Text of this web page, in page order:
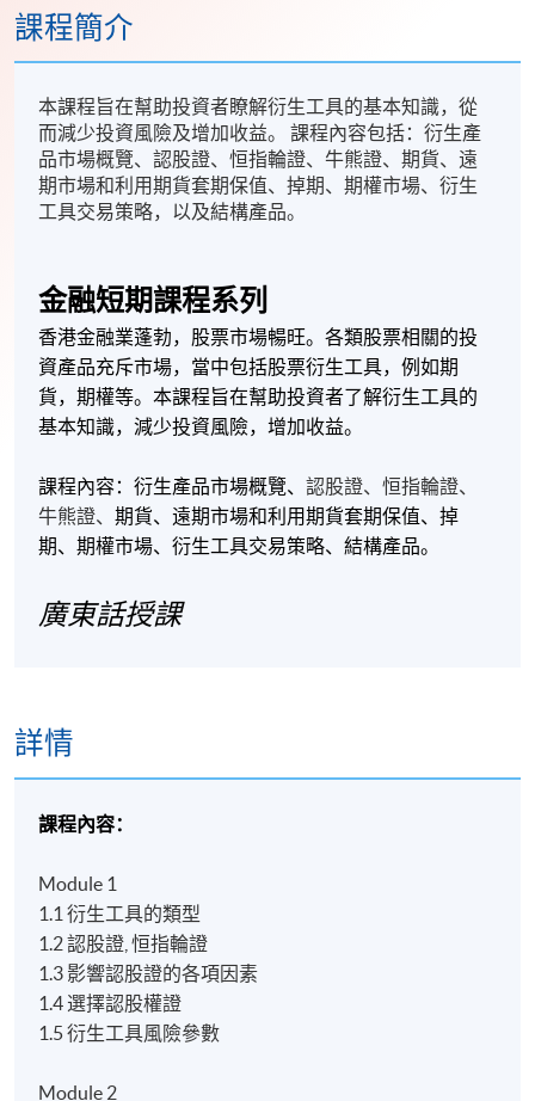
課程簡介
本課程旨在幫助投資者瞭解衍生工具的基本知識，從
而減少投資風險及增加收益。 課程內容包括：衍生產
品市場概覽、認股證、恒指輪證、牛熊證、期貨、遠
期市場和利用期貨套期保值、掉期、期權市場、衍生
工具交易策略，以及結構產品。
金融短期課程系列
香港金融業蓬勃，股票市場暢旺。各類股票相關的投
資產品充斥市場，當中包括股票衍生工具，例如期
貨，期權等。本課程旨在幫助投資者了解衍生工具的
基本知識，減少投資風險，增加收益。
課程內容：衍生產品市場概覽、認股證、恒指輪證、
牛熊證、期貨、遠期市場和利用期貨套期保值、掉
期、期權市場、衍生工具交易策略、結構產品。
廣東話授課
詳情
課程內容：
Module 1
1.1 衍生工具的類型
1.2 認股證, 恒指輪證
1.3 影響認股證的各項因素
1.4 選擇認股權證
1.5 衍生工具風險參數
Module 2